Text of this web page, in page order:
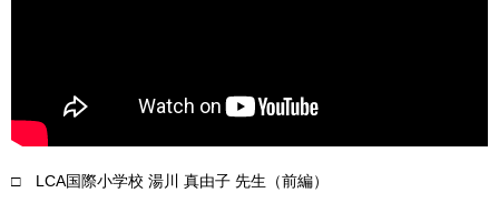
□ LCA国際小学校 湯川 真由子 先生（前編）